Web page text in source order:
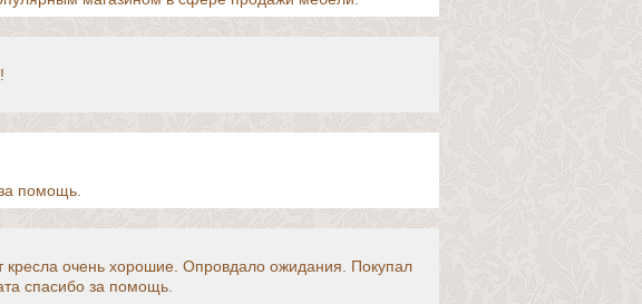
помощь.
кресла очень хорошие. Опровдало ожидания. Покупал
спасибо за помощь.